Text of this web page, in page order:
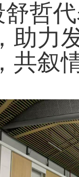
哲
助力
共叙